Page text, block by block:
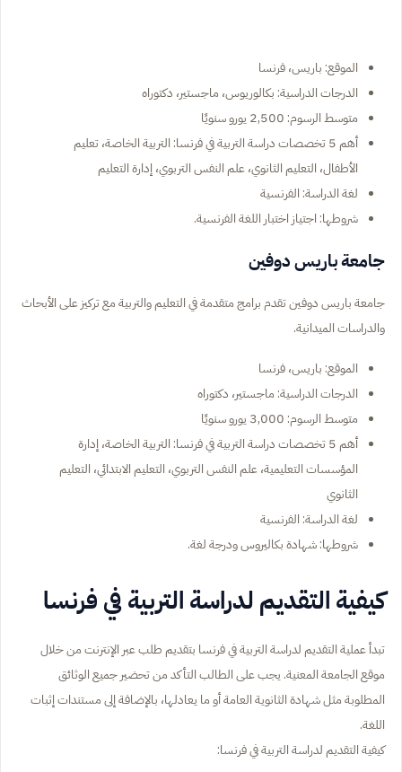
الموقع: باريس، فرنسا
الدرجات الدراسية: بكالوريوس، ماجستير، دكتوراه
متوسط الرسوم: 2,500 يورو سنويًا
أهم 5 تخصصات دراسة التربية في فرنسا: التربية الخاصة، تعليم
الأطفال، التعليم الثانوي، علم النفس التربوي، إدارة التعليم
لغة الدراسة: الفرنسية
شروطها: اجتياز اختبار اللغة الفرنسية.
جامعة باريس دوفين
جامعة باريس دوفين تقدم برامج متقدمة في التعليم والتربية مع تركيز على الأبحاث
والدراسات الميدانية.
الموقع: باريس، فرنسا
الدرجات الدراسية: ماجستير، دكتوراه
متوسط الرسوم: 3,000 يورو سنويًا
أهم 5 تخصصات دراسة التربية في فرنسا: التربية الخاصة، إدارة
المؤسسات التعليمية، علم النفس التربوي، التعليم الابتدائي، التعليم
الثانوي
لغة الدراسة: الفرنسية
شروطها: شهادة بكاليروس ودرجة لغة.
كيفية التقديم لدراسة التربية في فرنسا
تبدأ عملية التقديم لدراسة التربية في فرنسا بتقديم طلب عبر الإنترنت من خلال
موقع الجامعة المعنية. يجب على الطالب التأكد من تحضير جميع الوثائق
المطلوبة مثل شهادة الثانوية العامة أو ما يعادلها، بالإضافة إلى مستندات إثبات
اللغة.
كيفية التقديم لدراسة التربية في فرنسا: